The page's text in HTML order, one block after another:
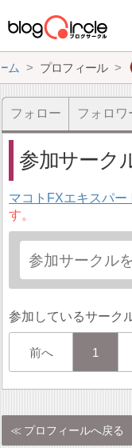
ム プロフィール
フォロー フォロワ
参加サーク
マコトFXエキスパー
す。
参加しているサーク
前へ 1
プロフィールへ戻る